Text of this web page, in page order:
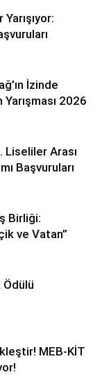
İzinde
2026
Liseliler Arası
Başvuruları
Birliği:
ve Vatan”
Ödülü
MEB-KİT